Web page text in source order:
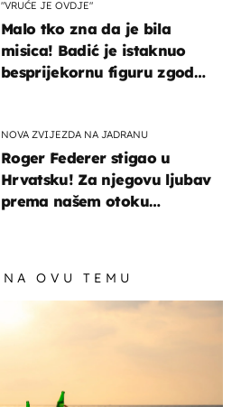
"VRUĆE JE OVDJE"
Malo tko zna da je bila
misica! Badić je istaknuo
besprijekornu figuru zgodne
NOVA ZVIJEZDA NA JADRANU
Roger Federer stigao u
Hrvatsku! Za njegovu ljubav
prema našem otoku
NA OVU TEMU